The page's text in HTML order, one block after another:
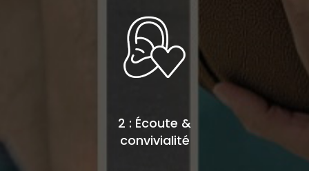
2 : Écoute &
convivialité